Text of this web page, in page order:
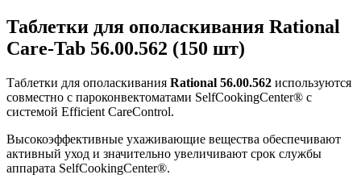
Таблетки для ополаскивания Rational
Care-Tab 56.00.562 (150 шт)
Таблетки для ополаскивания Rational 56.00.562 используются
совместно с пароконвектоматами SelfCookingCenter® с
системой Efficient CareControl.
Высокоэффективные ухаживающие вещества обеспечивают
активный уход и значительно увеличивают срок службы
аппарата SelfCookingCenter®.